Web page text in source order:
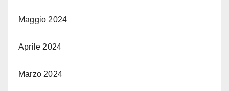
Maggio 2024
Aprile 2024
Marzo 2024